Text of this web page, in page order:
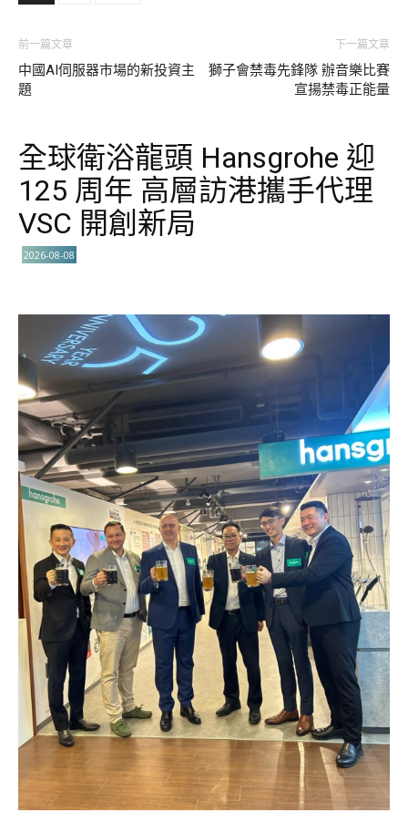
前一篇文章
中國AI伺服器市場的新投資主
題
下一篇文章
獅子會禁毒先鋒隊 辦音樂比賽
宣揚禁毒正能量
全球衛浴龍頭 Hansgrohe 迎
125 周年 高層訪港攜手代理
VSC 開創新局
2026-08-08